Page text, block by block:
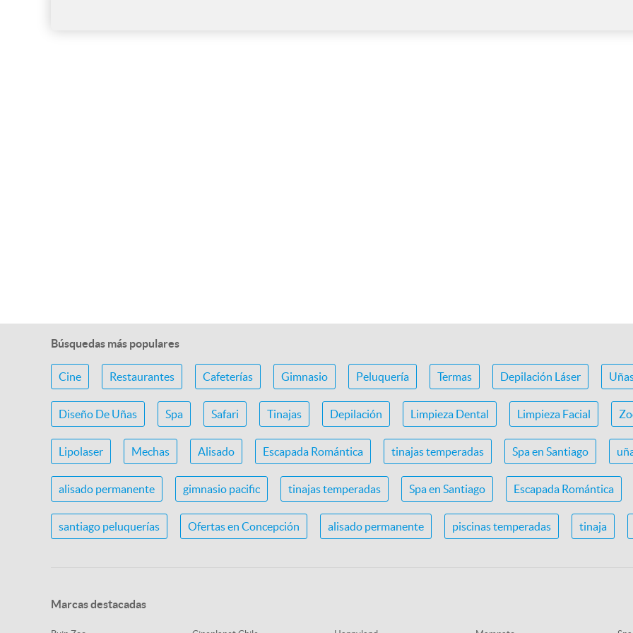
Búsquedas más populares
Cine Restaurantes Cafeterías Gimnasio Peluquería Termas Depilación Láser
Diseño De Uñas Spa Safari Tinajas Depilación Limpieza Dental Limpieza Facial
Lipolaser Mechas Alisado Escapada Romántica tinajas temperadas Spa en Santiago
alisado permanente gimnasio pacific tinajas temperadas Spa en Santiago Escapada Romántica
santiago peluquerías Ofertas en Concepción alisado permanente piscinas temperadas tinaja
Marcas destacadas